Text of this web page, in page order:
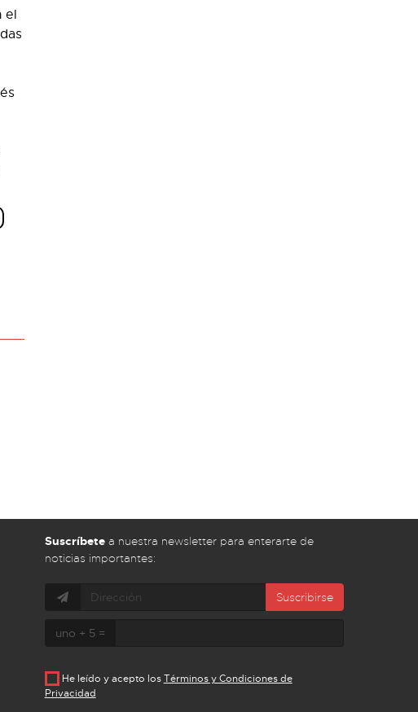
el
Suscríbetea nuestra newsletter para enterarte de
noticias importantes:
Suscribirse
uno + 5 =
He leído y acepto los Términos y Condiciones de
Privacidad